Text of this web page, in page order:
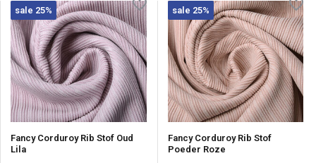
sale 25%
Fancy Corduroy Rib Stof Oud
Lila
sale 25%
Fancy Corduroy Rib Stof
Poeder Roze